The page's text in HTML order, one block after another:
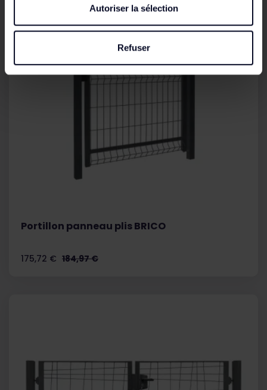
Autoriser la sélection
Refuser
Portillon panneau plis BRICO
Prix
175,72 € Prix
184,97 €